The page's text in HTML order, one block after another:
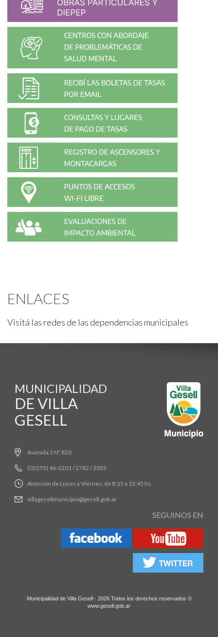
ENLACES
Visitá las redes de las dependencias municipales
MUNICIPALIDAD
DE VILLA
GESELL
Avenida 3 Nº 820
(02255) 46-2201 / 2782 / 3055
Atención de Lunes a Viernes: de 8:15 a 13:45 hs.
villagesellmunicipio@gesell.gob.ar
SEGUINOS EN
Municipalidad de Villa Gesell - 2026 Todos los derechos reservados ©
www.gesell.gob.ar